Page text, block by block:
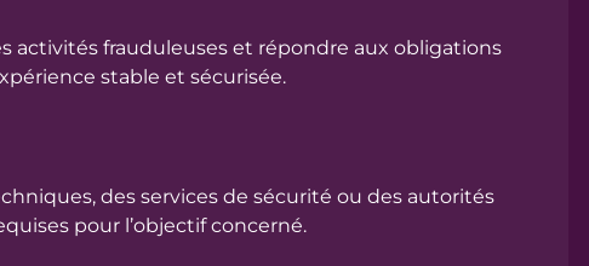
activités frauduleuses et répondre aux obligations
stable et sécurisée.
des services de sécurité ou des autorités
pour l’objectif concerné.